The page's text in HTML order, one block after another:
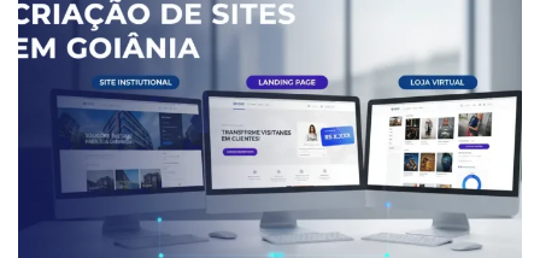
e
s
d
o
P
r
o
ENVIAR
WHATSAPP: (62) 99168 - 8014